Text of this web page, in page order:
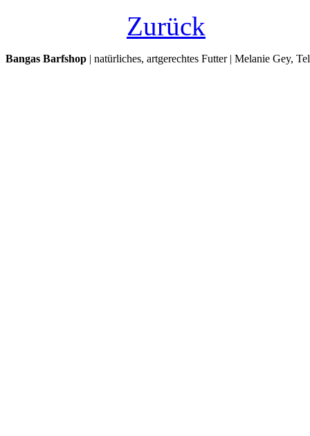
Zurück
Bangas Barfshop | natürliches, artgerechtes Futter | Melanie Gey,